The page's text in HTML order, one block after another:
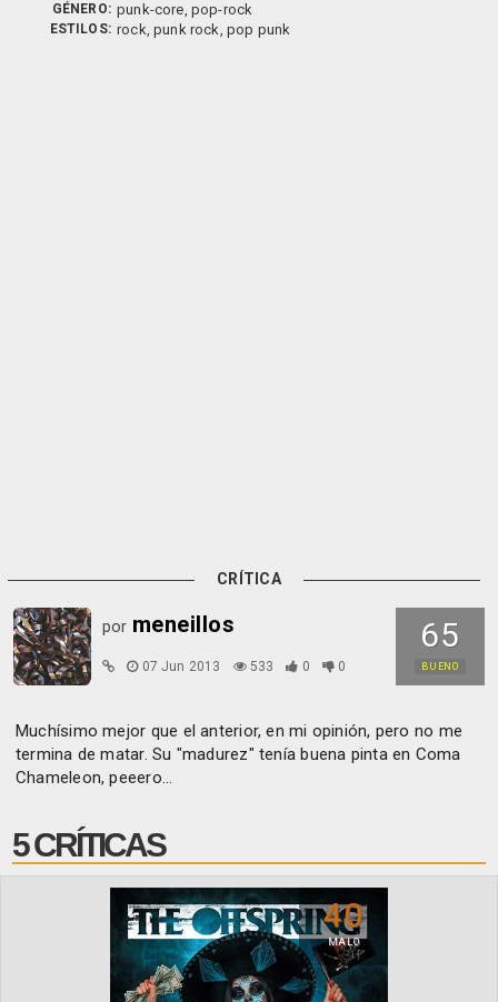
GÉNERO: punk-core, pop-rock
ESTILOS: rock, punk rock, pop punk
CRÍTICA
65
BUENO
por meneillos
07 Jun 2013 533 0 0
Muchísimo mejor que el anterior, en mi opinión, pero no me
termina de matar. Su "madurez" tenía buena pinta en Coma
Chameleon, peeero...
5 CRÍTICAS
40
MALO